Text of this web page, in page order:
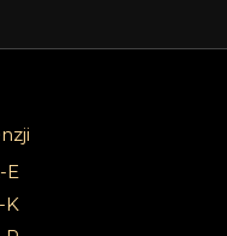
E
K